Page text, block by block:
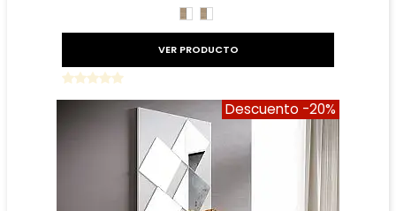
CAMBRIAN/BLANCO
BLANCO/CAMBRIAN
VER PRODUCTO
Descuento -20%